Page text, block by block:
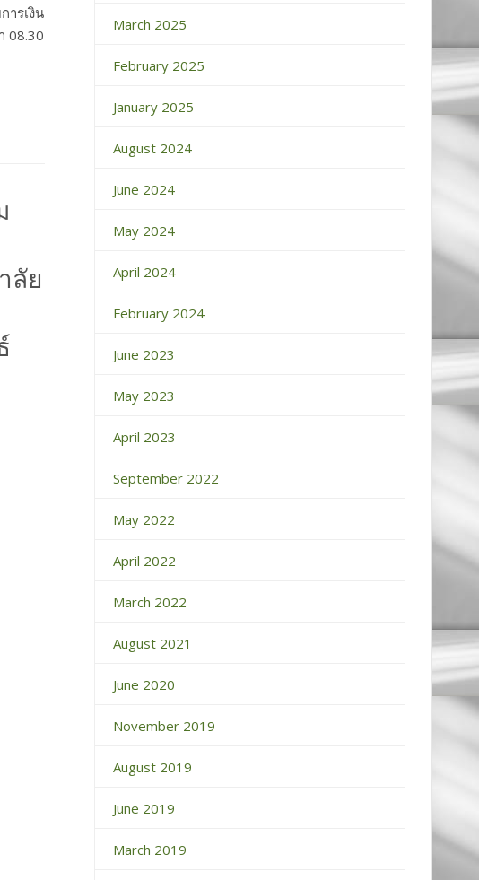
ารเงิน
08.30
ลัย
March 2025
February 2025
January 2025
August 2024
June 2024
May 2024
April 2024
February 2024
June 2023
May 2023
April 2023
September 2022
May 2022
April 2022
March 2022
August 2021
June 2020
November 2019
August 2019
June 2019
March 2019